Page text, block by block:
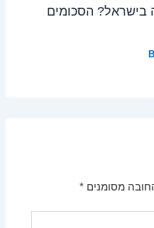
בישראל? הסכומים
מסומנים*